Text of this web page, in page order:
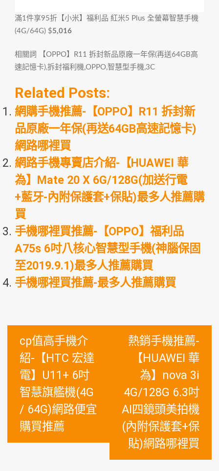
滿1件享95折 【小米】福利品 紅米5 Plus 全螢幕智慧手機
(4G/64G) $5,016
相關詞 【OPPO】R11 拆封新品原廠一年保(再送64GB高
速記憶卡),拆封福利機,OPPO,智慧型手機,3C
Related Posts:
網購手機推薦-【OPPO】R11 拆封新
品原廠一年保(再送64GB高速記憶卡)
網路哪裡買
網路手機專賣店介紹-【HUAWEI 華
為】Mate 20 X 6G/128G(加送行電
+藍牙-內附保護套+保貼)最多人推薦購
買
手機哪裡買推薦-【OPPO】福利品
A75s 6吋八核心智慧型手機(神腦保固
至2019.9.1)最多人推薦購買
手機哪裡買推薦-最多人推薦購買
章
導
覽
cp值高手機介
紹-【HTC 宏達
電】U11+ 6吋
智慧旗艦機(4G
/ 64G)網路便宜
購買推薦
熱銷手機推薦-
【HUAWEI 華
為】nova 3i
4G/128G 6.3吋
AI四鏡頭美拍機
(內附保護套+保
貼)網路哪裡買